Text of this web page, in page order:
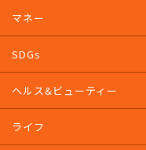
マネー
SDGs
ヘルス&ビューティー
ライフ